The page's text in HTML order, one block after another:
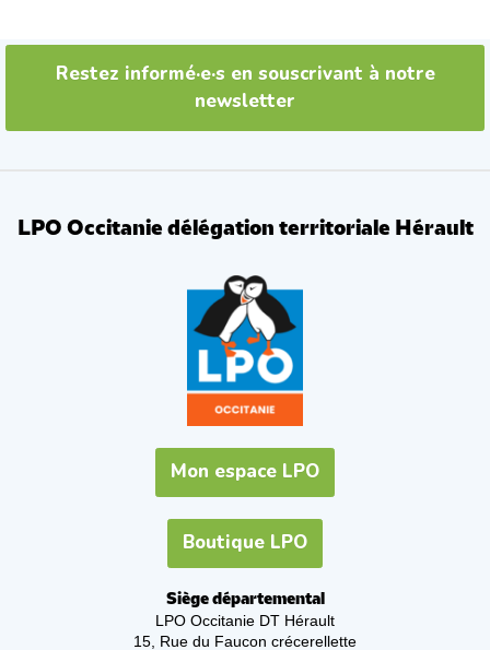
Restez informé·e·s en souscrivant à notre
newsletter
LPO Occitanie délégation territoriale Hérault
Mon espace LPO
Boutique LPO
Siège départemental
LPO Occitanie DT Hérault
15, Rue du Faucon crécerellette